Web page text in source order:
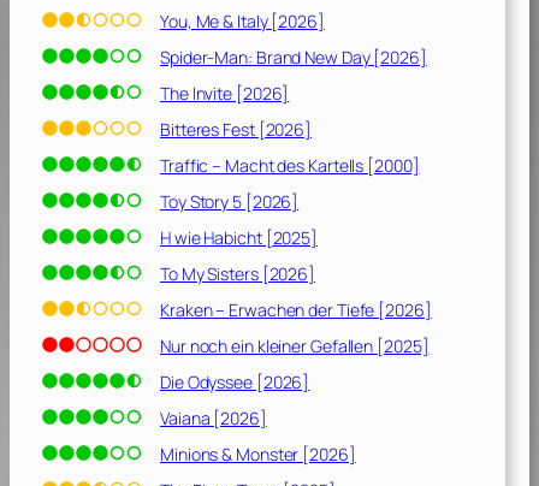
i
r
e
“
[
2
0
1
0
]
o
r
:
D
i
E
r
l
ö
s
u
n
g
–
N
a
c
You, Me & Italy [2026]
Spider-Man: Brand New Day [2026]
The Invite [2026]
Bitteres Fest [2026]
Traffic – Macht des Kartells [2000]
Toy Story 5 [2026]
H wie Habicht [2025]
To My Sisters [2026]
Kraken – Erwachen der Tiefe [2026]
Nur noch ein kleiner Gefallen [2025]
Die Odyssee [2026]
Vaiana [2026]
Minions & Monster [2026]